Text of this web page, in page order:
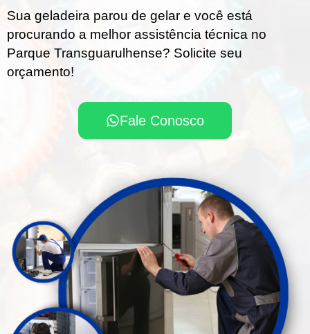
Sua geladeira parou de gelar e você está
procurando a melhor assistência técnica no
Parque Transguarulhense? Solicite seu
orçamento!
Fale Conosco